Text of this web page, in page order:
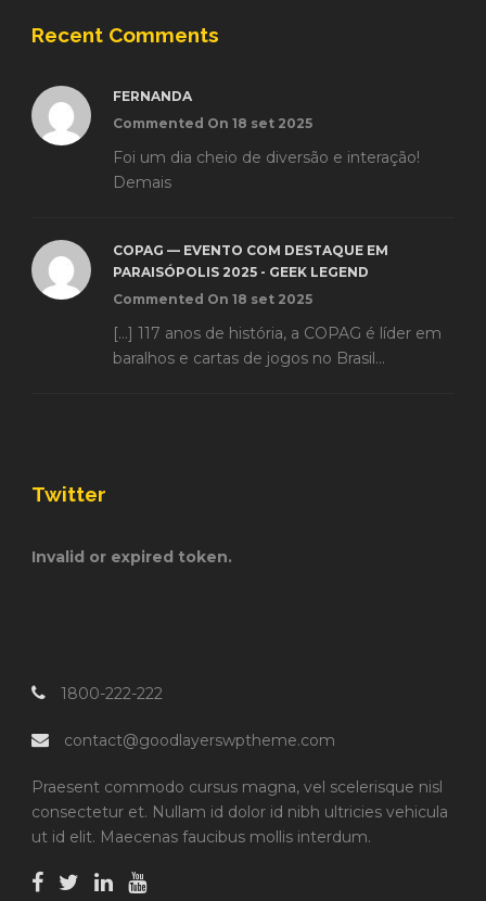
Recent Comments
FERNANDA
Commented On 18 set 2025
Foi um dia cheio de diversão e interação!
Demais
COPAG — EVENTO COM DESTAQUE EM
PARAISÓPOLIS 2025 - GEEK LEGEND
Commented On 18 set 2025
[…] 117 anos de história, a COPAG é líder em
baralhos e cartas de jogos no Brasil...
Twitter
Invalid or expired token.
1800-222-222
contact@goodlayerswptheme.com
Praesent commodo cursus magna, vel scelerisque nisl
consectetur et. Nullam id dolor id nibh ultricies vehicula
ut id elit. Maecenas faucibus mollis interdum.